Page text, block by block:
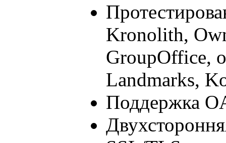
Kronolith,
GroupOffice,
Landmarks,
Поддержка